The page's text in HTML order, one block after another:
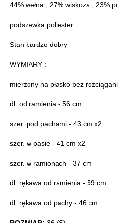
44% wełna , 27% wiskoza , 23%
podszewka poliester
Stan bardzo dobry
WYMIARY :
mierzony na płasko bez
dł. od ramienia - 56 cm
szer. pod pachami - 43 cm x2
szer. w pasie - 41 cm x2
szer. w ramionach - 37 cm
dł. rękawa od ramienia - 59 cm
dł. rękawa od pachy - 46 cm